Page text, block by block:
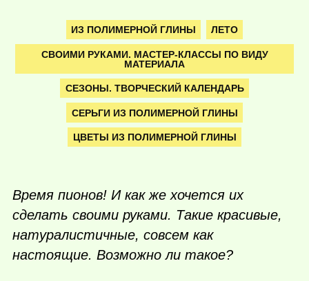
ИЗ ПОЛИМЕРНОЙ ГЛИНЫ ЛЕТО
СВОИМИ РУКАМИ. МАСТЕР-КЛАССЫ ПО ВИДУ
МАТЕРИАЛА
СЕЗОНЫ. ТВОРЧЕСКИЙ КАЛЕНДАРЬ
СЕРЬГИ ИЗ ПОЛИМЕРНОЙ ГЛИНЫ
ЦВЕТЫ ИЗ ПОЛИМЕРНОЙ ГЛИНЫ
Время пионов! И как же хочется их
сделать своими руками. Такие красивые,
натуралистичные, совсем как
настоящие. Возможно ли такое?